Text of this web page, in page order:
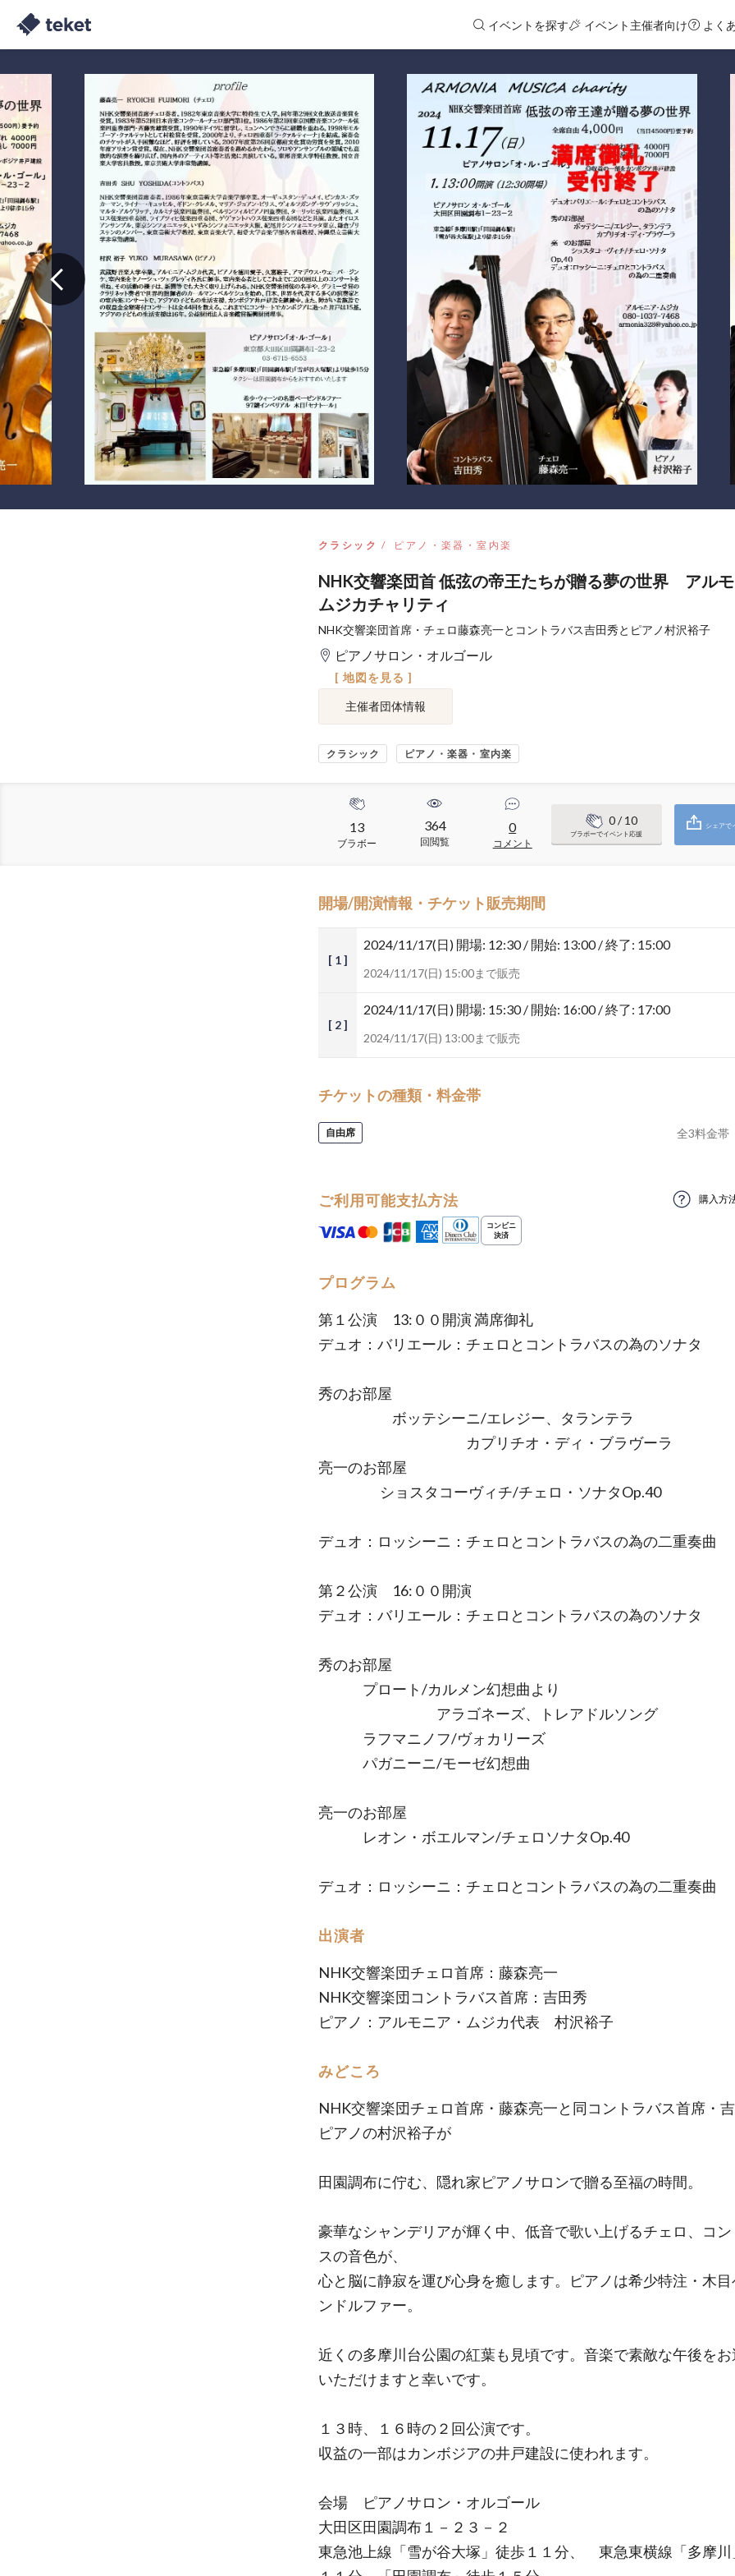
イベントを探す イベント主催者向け よく
クラシック ピアノ・楽器・室内楽
NHK交響楽団首 低弦の帝王たちが贈る夢の世界 アル
ムジカチャリティ
NHK交響楽団首席・チェロ藤森亮一とコントラバス吉田秀とピアノ村沢裕子
ピアノサロン・オルゴール
[ 地図を見る ]
主催者団体情報
クラシック ピアノ・楽器・室内楽
13
ブラボー
364
回閲覧
0
コメント
0/ 10
ブラボーでイベント応援
シェアで
開場/開演情報・チケット販売期間
[ 1 ]
2024/11/17(日) 開場: 12:30 / 開始: 13:00 / 終了: 15:00
2024/11/17(日) 15:00まで販売
[ 2 ]
2024/11/17(日) 開場: 15:30 / 開始: 16:00 / 終了: 17:00
2024/11/17(日) 13:00まで販売
チケットの種類・料金帯
自由席 全3料金帯
ご利用可能支払方法 購入方
プログラム
第１公演 13:００開演 満席御礼
デュオ：バリエール：チェロとコントラバスの為のソナタ
秀のお部屋
ボッテシーニ/エレジー、タランテラ
カプリチオ・ディ・ブラヴーラ
亮一のお部屋
ショスタコーヴィチ/チェロ・ソナタOp.40
デュオ：ロッシーニ：チェロとコントラバスの為の二重奏曲
第２公演 16:００開演
デュオ：バリエール：チェロとコントラバスの為のソナタ
秀のお部屋
プロート/カルメン幻想曲より
アラゴネーズ、トレアドルソング
ラフマニノフ/ヴォカリーズ
パガニーニ/モーゼ幻想曲
亮一のお部屋
レオン・ボエルマン/チェロソナタOp.40
デュオ：ロッシーニ：チェロとコントラバスの為の二重奏曲
出演者
NHK交響楽団チェロ首席：藤森亮一
NHK交響楽団コントラバス首席：吉田秀
ピアノ：アルモニア・ムジカ代表 村沢裕子
みどころ
NHK交響楽団チェロ首席・藤森亮一と同コントラバス首席・
ピアノの村沢裕子が
田園調布に佇む、隠れ家ピアノサロンで贈る至福の時間。
豪華なシャンデリアが輝く中、低音で歌い上げるチェロ、コ
スの音色が、
心と脳に静寂を運び心身を癒します。ピアノは希少特注・木
ンドルファー。
近くの多摩川台公園の紅葉も見頃です。音楽で素敵な午後を
いただけますと幸いです。
１３時、１６時の２回公演です。
収益の一部はカンボジアの井戸建設に使われます。
会場 ピアノサロン・オルゴール
大田区田園調布１－２３－２
東急池上線「雪が谷大塚」徒歩１１分、 東急東横線「多摩川